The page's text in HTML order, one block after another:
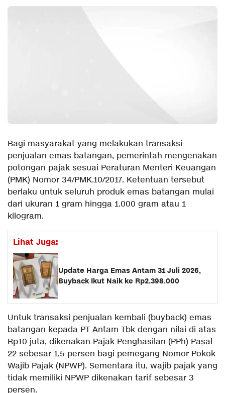
Bagi masyarakat yang melakukan transaksi
penjualan emas batangan, pemerintah mengenakan
potongan pajak sesuai Peraturan Menteri Keuangan
(PMK) Nomor 34/PMK.10/2017. Ketentuan tersebut
berlaku untuk seluruh produk emas batangan mulai
dari ukuran 1 gram hingga 1.000 gram atau 1
kilogram.
Lihat Juga:
Update Harga Emas Antam 31 Juli 2026,
Buyback Ikut Naik ke Rp2.398.000
Untuk transaksi penjualan kembali (buyback) emas
batangan kepada PT Antam Tbk dengan nilai di atas
Rp10 juta, dikenakan Pajak Penghasilan (PPh) Pasal
22 sebesar 1,5 persen bagi pemegang Nomor Pokok
Wajib Pajak (NPWP). Sementara itu, wajib pajak yang
tidak memiliki NPWP dikenakan tarif sebesar 3
persen.